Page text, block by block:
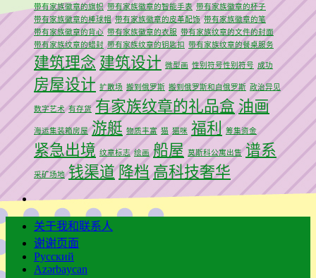
带有家族徽章的旗帜 带有家族徽章的智能手表 带有家族徽章的杯子
带有家族徽章的棒球帽 带有家族徽章的皮革配饰 带有家族徽章的笔
带有家族徽章的背心 带有家族徽章的衣服 带有家族纹章的文件的封面
带有家族纹章的蜡封 带有家族纹章的钥匙扣 带有家族纹章的餐桌服务
建筑理念 建筑设计 微型画 性别符号性别符号 成功
房屋设计 扩散场 搬到俄罗斯 搬到俄罗斯和白俄罗斯 政治异见
数字艺术 有存货 有家族纹章的礼品盒 油画
海运集装箱房屋 游艇 物质丰富 猫 猫咪 福利 筹集资金
紧急出境 纹章标志 绘画 船屋 莫斯科公寓出售 谱系
采矿场地 钱渠道 降档 高科技奢华
关于我和联系人
谢谢页面
Русский
Azərbaycan